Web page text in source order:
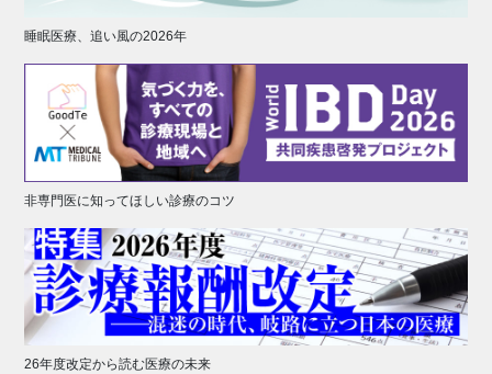
睡眠医療、追い風の2026年
非専門医に知ってほしい診療のコツ
26年度改定から読む医療の未来